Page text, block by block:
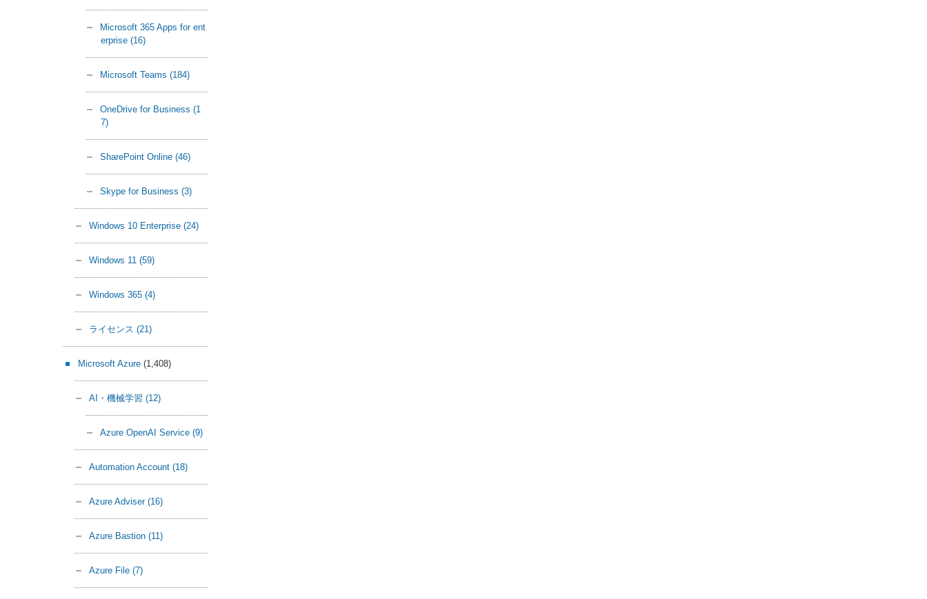
Microsoft 365 Apps for ent
erprise (16)
Microsoft Teams (184)
OneDrive for Business (1
7)
SharePoint Online (46)
Skype for Business (3)
Windows 10 Enterprise (24)
Windows 11 (59)
Windows 365 (4)
ライセンス (21)
Microsoft Azure (1,408)
AI・機械学習 (12)
Azure OpenAI Service (9)
Automation Account (18)
Azure Adviser (16)
Azure Bastion (11)
Azure File (7)